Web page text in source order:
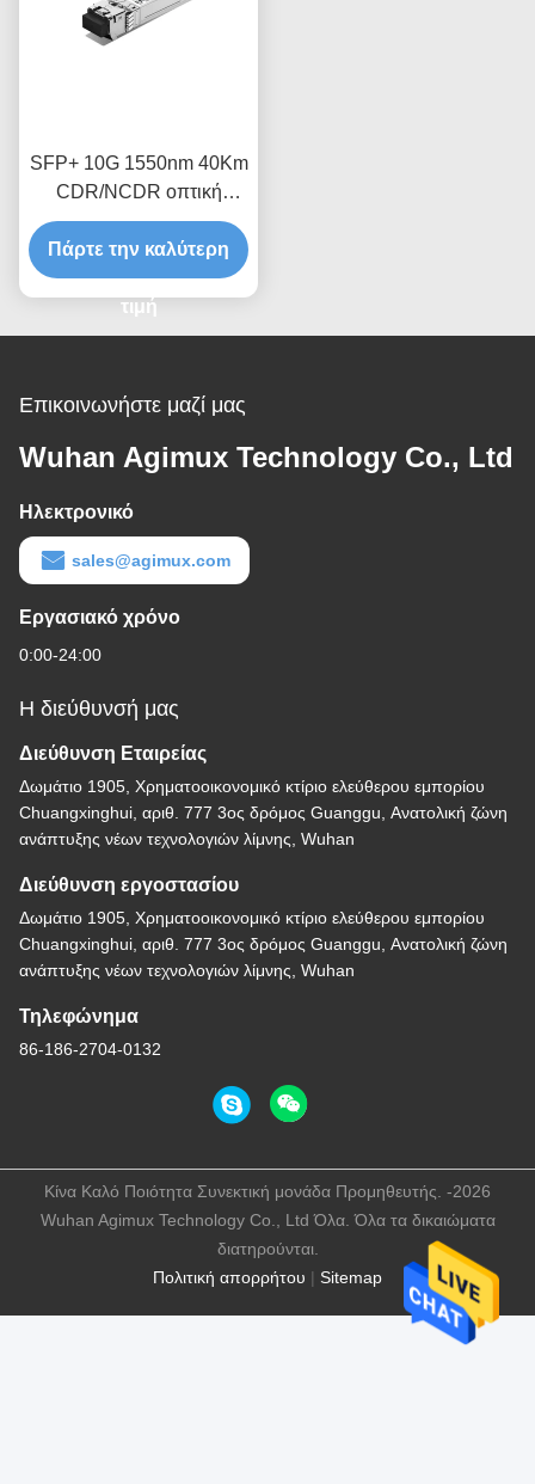
SFP+ 10G 1550nm 40Km
CDR/NCDR οπτική
μονάδα δέκτη
Πάρτε την καλύτερη
τιμή
Επικοινωνήστε μαζί μας
Wuhan Agimux Technology Co., Ltd
Ηλεκτρονικό
sales@agimux.com
Εργασιακό χρόνο
0:00-24:00
Η διεύθυνσή μας
Διεύθυνση Εταιρείας
Δωμάτιο 1905, Χρηματοοικονομικό κτίριο ελεύθερου εμπορίου
Chuangxinghui, αριθ. 777 3ος δρόμος Guanggu, Ανατολική ζώνη
ανάπτυξης νέων τεχνολογιών λίμνης, Wuhan
Διεύθυνση εργοστασίου
Δωμάτιο 1905, Χρηματοοικονομικό κτίριο ελεύθερου εμπορίου
Chuangxinghui, αριθ. 777 3ος δρόμος Guanggu, Ανατολική ζώνη
ανάπτυξης νέων τεχνολογιών λίμνης, Wuhan
Τηλεφώνημα
86-186-2704-0132
Πολιτική απορρήτου | Sitemap
Κίνα Καλό Ποιότητα Συνεκτική μονάδα Προμηθευτής. -2026
Wuhan Agimux Technology Co., Ltd Όλα. Όλα τα δικαιώματα
διατηρούνται.